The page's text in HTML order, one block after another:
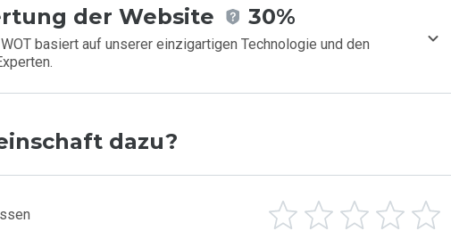
der Website 30%
basiert auf unserer einzigartigen Technologie und den
dazu?